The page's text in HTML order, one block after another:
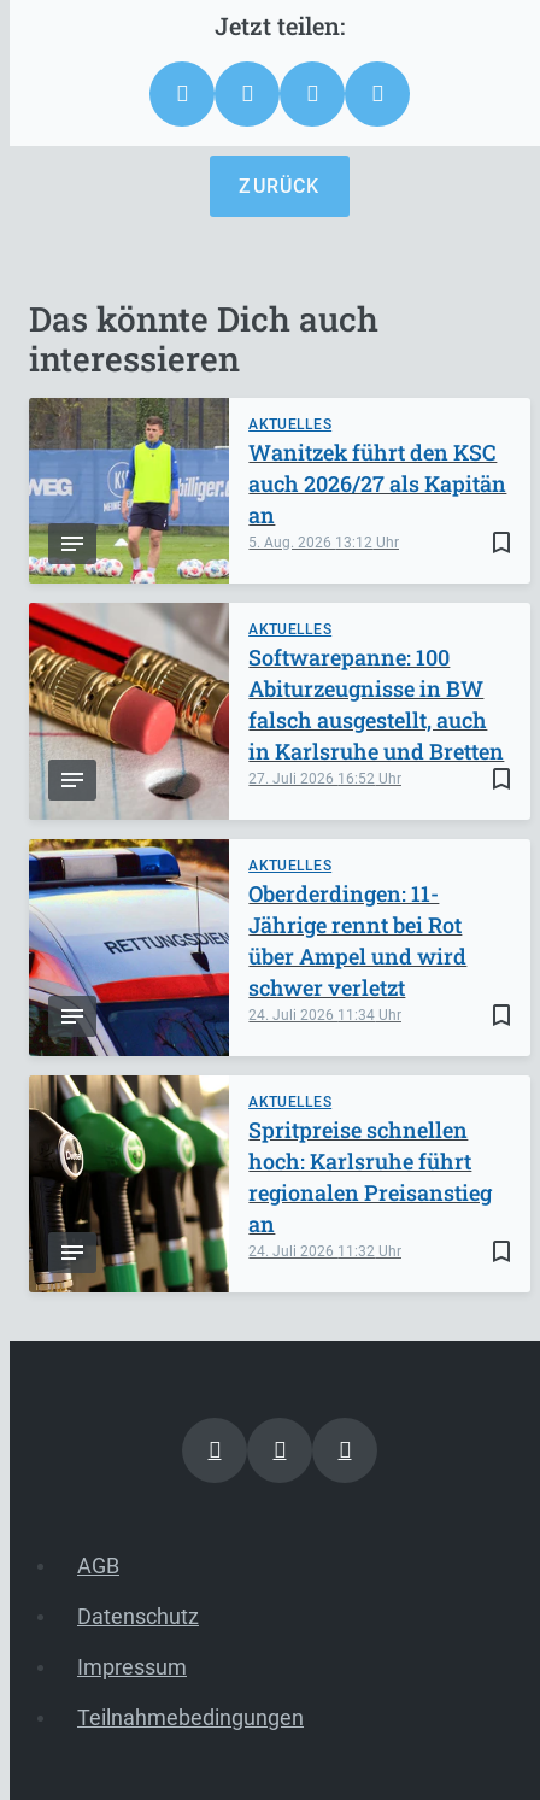
ZURÜCK
Das könnte Dich auch
interessieren
AKTUELLES
bookmark_border
5. Aug. 2026 13:12
Wanitzek führt den KSC
auch 2026/27 als Kapitän
an
AKTUELLES
bookmark_border
27. Juli 2026 16:52
Softwarepanne: 100
Abiturzeugnisse in BW
falsch ausgestellt, auch
in Karlsruhe und Bretten
AKTUELLES
bookmark_border
24. Juli 2026 11:34
Oberderdingen: 11-
Jährige rennt bei Rot
über Ampel und wird
schwer verletzt
AKTUELLES
bookmark_border
24. Juli 2026 11:32
Spritpreise schnellen
hoch: Karlsruhe führt
regionalen Preisanstieg
an
AGB
Datenschutz
Impressum
Teilnahmebedingungen